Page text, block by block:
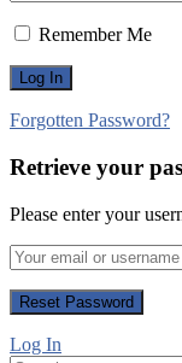
Remember Me
Forgotten Password?
Retrieve your
Please enter your
Log In